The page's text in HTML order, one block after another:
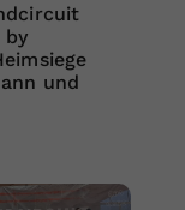
by
und